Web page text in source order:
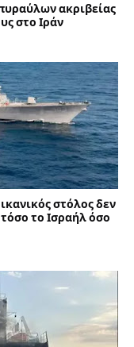
ακριβείας
στο Ιράν
στόλος δεν
το Ισραήλ όσο